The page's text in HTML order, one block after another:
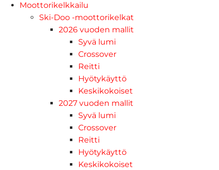
Moottorikelkkailu
Ski-Doo -moottorikelkat
2026 vuoden mallit
Syvä lumi
Crossover
Reitti
Hyötykäyttö
Keskikokoiset
2027 vuoden mallit
Syvä lumi
Crossover
Reitti
Hyötykäyttö
Keskikokoiset